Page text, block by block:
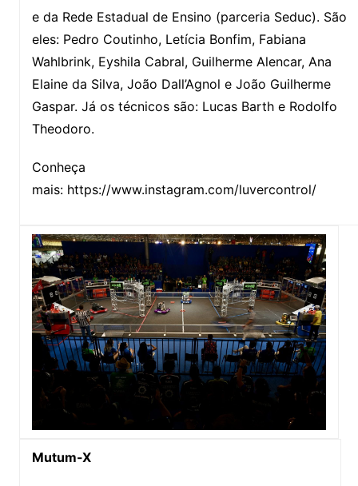
e da Rede Estadual de Ensino (parceria Seduc). São
eles: Pedro Coutinho, Letícia Bonfim, Fabiana
Wahlbrink, Eyshila Cabral, Guilherme Alencar, Ana
Elaine da Silva, João Dall’Agnol e João Guilherme
Gaspar. Já os técnicos são: Lucas Barth e Rodolfo
Theodoro.
Conheça
mais: https://www.instagram.com/luvercontrol/
Mutum-X